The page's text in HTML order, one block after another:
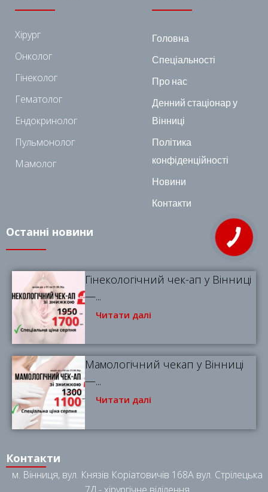
Хірург
Онколог
Гінеколог
Гематолог
Ендокринолог
Пульмонолог
Мамолог
Головна
Спеціальності
Про нас
Денний стаціонар у
Вінниці
Політика
конфіденційності
Новини
Контакти
Останні новини
Гінекологічний чек-ап у Вінниці
—...
Читати далі
Мамологічний чекап у Вінниці
—...
Читати далі
Контакти
м. Вінниця, вул. Князів Коріатовичів 168A вул. Стрілецька